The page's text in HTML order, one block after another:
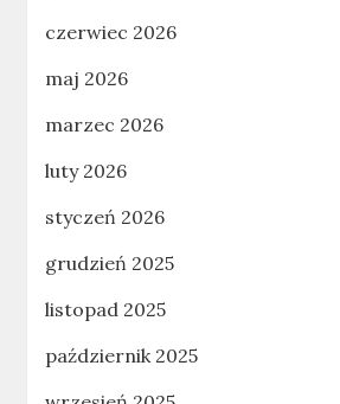
czerwiec 2026
maj 2026
marzec 2026
luty 2026
styczeń 2026
grudzień 2025
listopad 2025
październik 2025